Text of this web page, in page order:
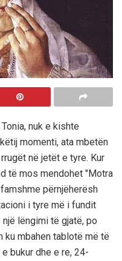
nuk e kishte
momenti, ata mbetën
në jetët e tyre. Kur
të mos mendohet "Motra
përnjëherësh
i tyre më i fundit
lëngimi të gjatë, po
ku mbahen tablotë më të
bukur dhe e re, 24-